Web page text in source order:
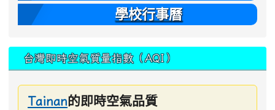
學校行事曆
台灣即時空氣質量指數（AQI）
Tainan的即時空氣品質